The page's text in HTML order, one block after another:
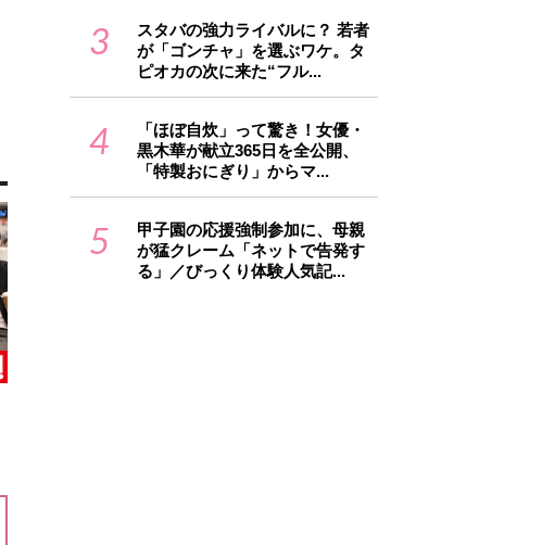
3
スタバの強力ライバルに？ 若者
が「ゴンチャ」を選ぶワケ。タ
ピオカの次に来た“フル...
4
「ほぼ自炊」って驚き！女優・
黒木華が献立365日を全公開、
「特製おにぎり」からマ...
5
甲子園の応援強制参加に、母親
が猛クレーム「ネットで告発す
る」／びっくり体験人気記...